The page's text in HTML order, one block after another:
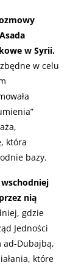
w Syrii.
w celu
która
bazy.
nią
gdzie
Jedności
ad-Dubajbą,
które